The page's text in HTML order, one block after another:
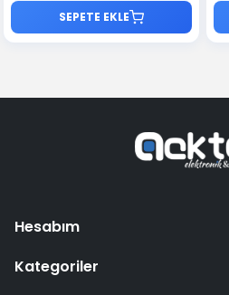
SEPETE EKLE
Hesabım
Kategoriler